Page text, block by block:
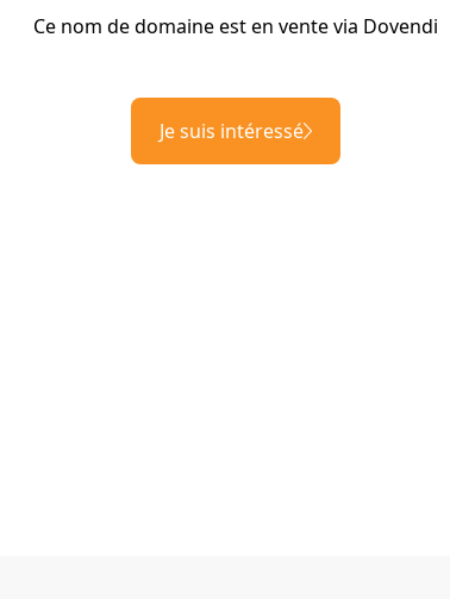
Ce nom de domaine est en vente via Dovendi
Je suis intéressé